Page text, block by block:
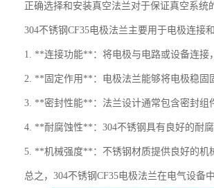
正确选择和安装真空法兰对于保证真空系统
304不锈钢CF35电极法兰主要用于电极连接
1. **连接功能**：将电极与电路或设备连接
2. **固定作用**：电极法兰能够将电极稳固
3. **密封性能**：法兰设计通常包含密封组
4. **耐腐蚀性**：304不锈钢具有良好的耐
5. **机械强度**：不锈钢材质提供良好的机
总之，304不锈钢CF35电极法兰在电气设备